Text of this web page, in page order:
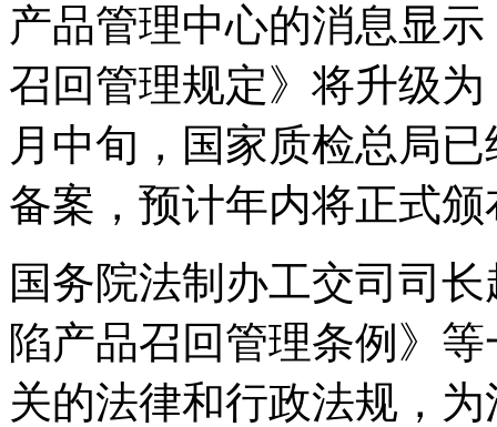
产品管理中心的消息显
召回管理规定》将升级
月中旬，国家质检总局
备案，预计年内将正式
国务院法制办工交司司
陷产品召回管理条例》
关的法律和行政法规，